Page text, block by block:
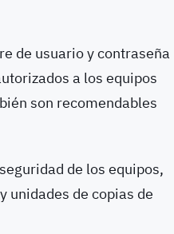
de usuario y contraseña
a los equipos
son recomendables
de los equipos,
unidades de copias de